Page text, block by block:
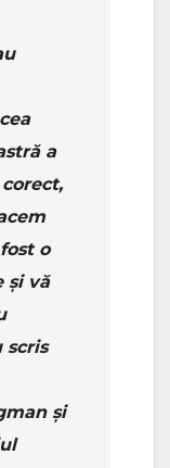
a
o
şi vă
scris
şi